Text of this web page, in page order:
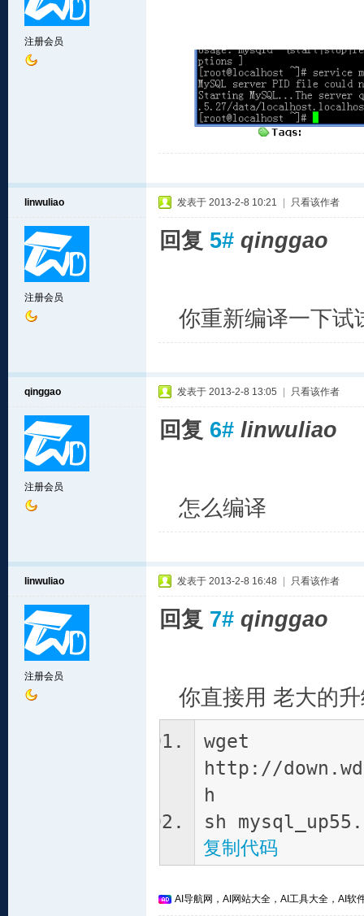
注册会员
linwuliao
注册会员
发表于 2013-2-8 10:21 只看该作者
回复 5# qinggao
你重新编译一下试
qinggao
注册会员
发表于 2013-2-8 13:05 只看该作者
回复 6# linwuliao
怎么编译
linwuliao
注册会员
发表于 2013-2-8 16:48 只看该作者
回复 7# qinggao
你直接用 老大的
wget
http://
h
sh
复制代码
AI导航网，AI网站大全，AI工具大全，AI软